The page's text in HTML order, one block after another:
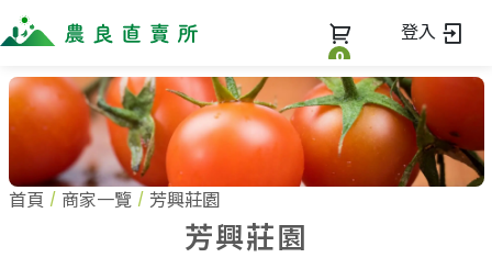
0
登入
全部商品
全部商品
當季優質水果專區
最新消息
首頁 商家一覽 芳興莊園
芳興莊園